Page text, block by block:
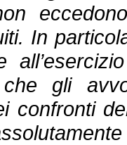
In
che gli
confronti